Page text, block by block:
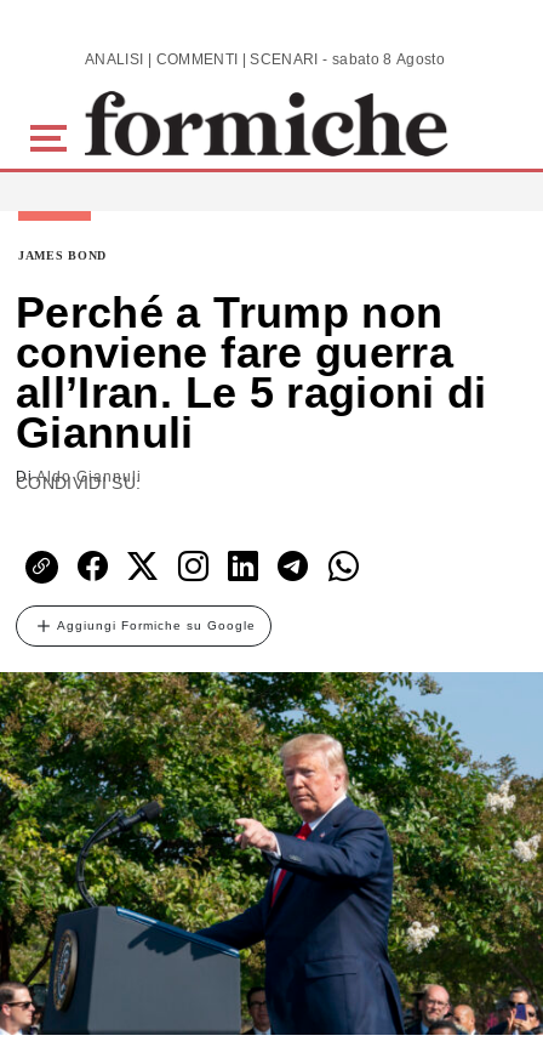
Skip to main content ANALISI | COMMENTI | SCENARI - sabato 8 Agosto 2026
JAMES BOND
Perché a Trump non
conviene fare guerra
all’Iran. Le 5 ragioni di
Giannuli
DiAldo Giannuli
CONDIVIDI SU:
Aggiungi Formiche su Google